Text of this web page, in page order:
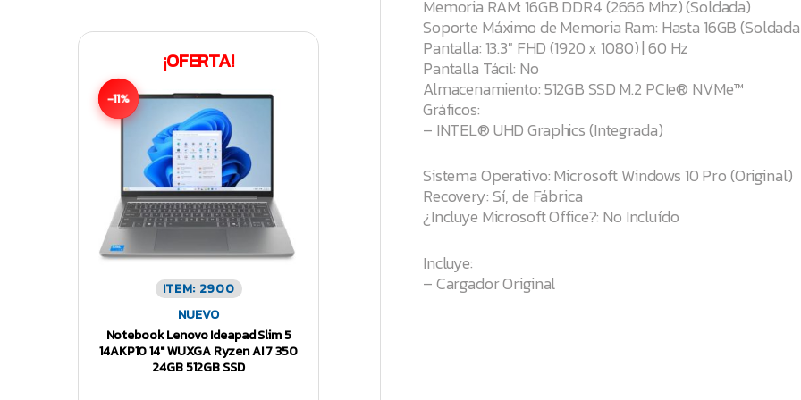
Memoria RAM: 16GB DDR4 (2666 Mhz) (Soldada)
Soporte Máximo de Memoria Ram: Hasta 16GB
Pantalla: 13.3″ FHD (1920 x 1080) | 60 Hz
Pantalla Tácil: No
Almacenamiento: 512GB SSD M.2 PCIe® NVMe™
Gráficos:
– INTEL® UHD Graphics (Integrada)
Sistema Operativo: Microsoft Windows 10 Pro (Original)
Recovery: Sí, de Fábrica
¿Incluye Microsoft Office?: No Incluído
Incluye:
– Cargador Original
¡OFERTA!
-11%
ITEM: 2900
NUEVO
Notebook Lenovo Ideapad Slim 5
14AKP10 14″ WUXGA Ryzen AI 7 350
24GB 512GB SSD